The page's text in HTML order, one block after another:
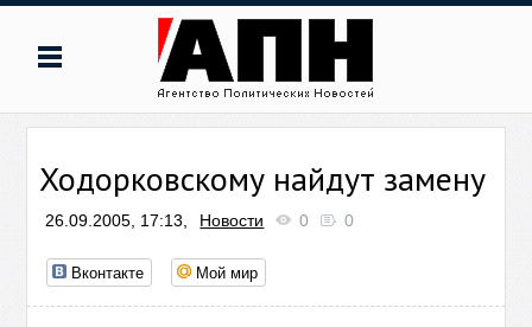
Ходорковскому найдут замену
26.09.2005, 17:13, Новости 0 0
Вконтакте Мой мир